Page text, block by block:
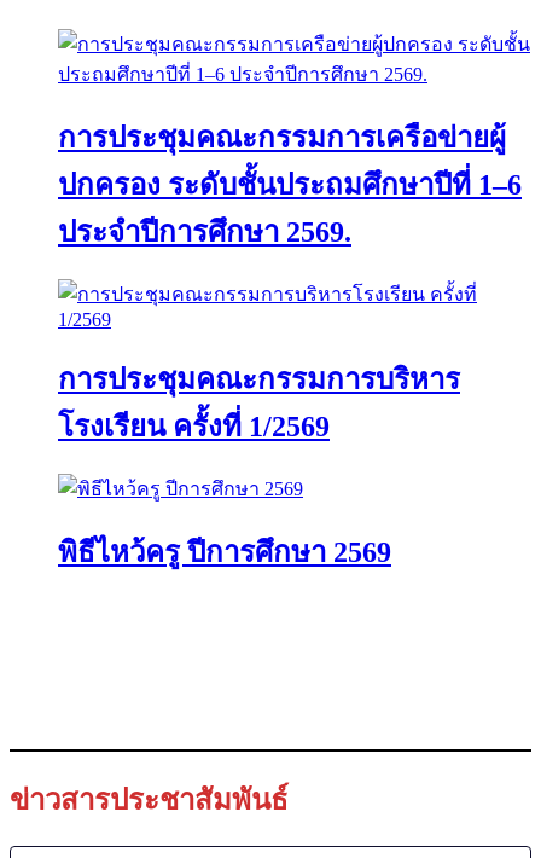
การประชุมคณะกรรมการเครือข่ายผู้
ปกครอง ระดับชั้นประถมศึกษาปีที่ 1–6
ประจำปีการศึกษา 2569.
การประชุมคณะกรรมการบริหาร
โรงเรียน ครั้งที่ 1/2569
พิธีไหว้ครู ปีการศึกษา 2569
ข่าวสารประชาสัมพันธ์